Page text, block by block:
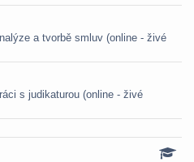
a tvorbě smluv (online - živé
s judikaturou (online - živé